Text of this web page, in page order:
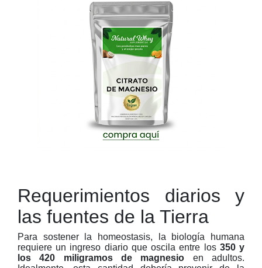
Requerimientos diarios y
las fuentes de la Tierra
Para sostener la homeostasis, la biología humana
requiere un ingreso diario que oscila entre los 350 y
los 420 miligramos de magnesio en adultos.